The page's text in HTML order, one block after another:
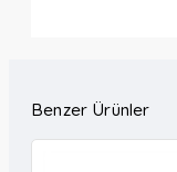
Benzer Ürünler